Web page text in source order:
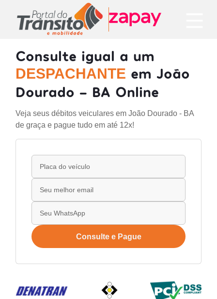
Consulte igual a um
DESPACHANTE em João
Dourado - BA Online
Veja seus débitos veiculares em João Dourado - BA
de graça e pague tudo em até 12x!
Consulte e Pague